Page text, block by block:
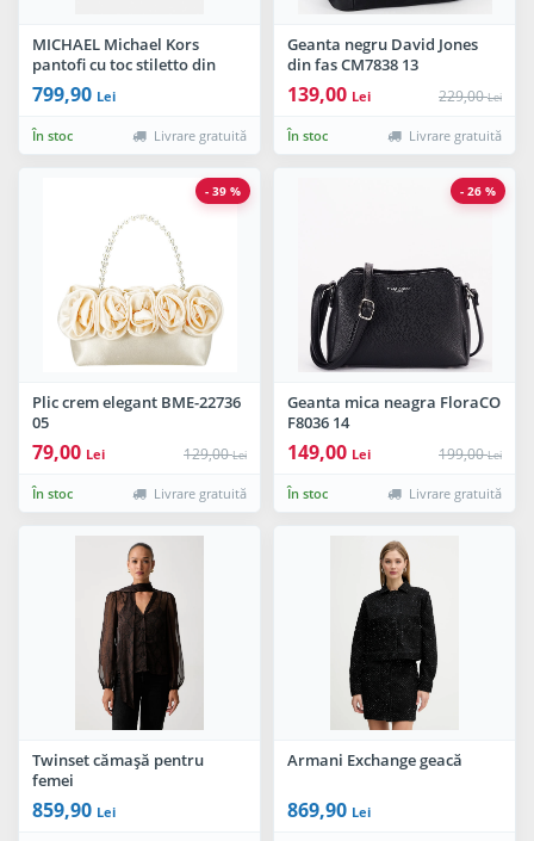
MICHAEL Michael Kors
pantofi cu toc stiletto din
piele Amara Toe Cap Sling
Pump
799,90 Lei
În stoc Livrare gratuită
Geanta negru David Jones
din fas CM7838 13
139,00 Lei 229,00Lei
În stoc Livrare gratuită
Plic crem elegant BME-22736
05
79,00 Lei 129,00Lei
În stoc Livrare gratuită
- 39 %
Geanta mica neagra FloraCO
F8036 14
149,00 Lei 199,00Lei
În stoc Livrare gratuită
- 26 %
Twinset cămașă pentru
femei
859,90 Lei
Armani Exchange geacă
869,90 Lei